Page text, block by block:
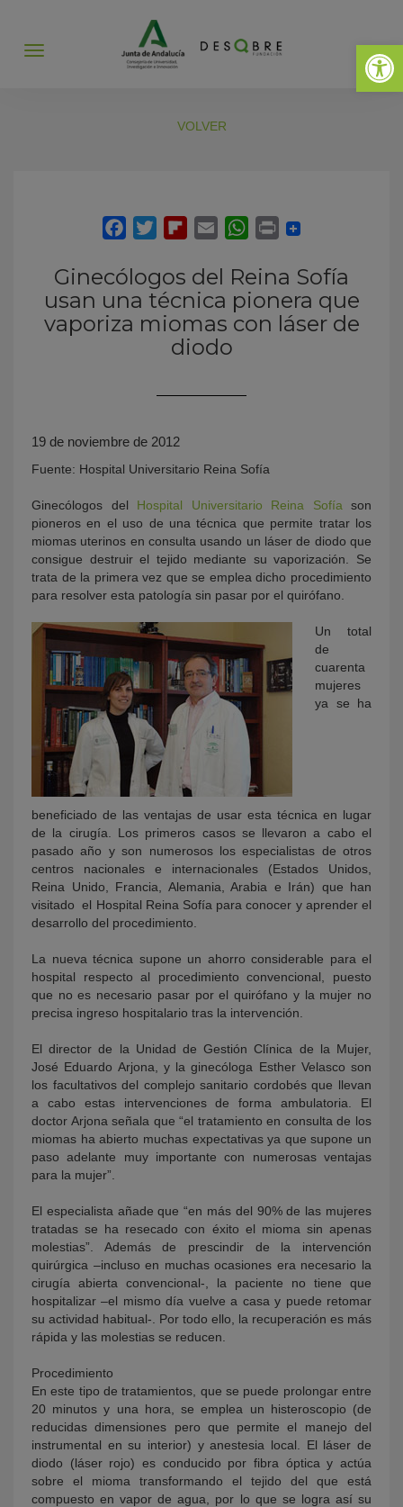
Abrir
Abrir
VOLVER
Ginecólogos del Reina Sofía
usan una técnica pionera que
vaporiza miomas con láser de
diodo
19 de noviembre de 2012
Fuente: Hospital Universitario Reina Sofía
Ginecólogos del Hospital Universitario Reina Sofía son
pioneros en el uso de una técnica que permite tratar los
miomas uterinos en consulta usando un láser de diodo que
consigue destruir el tejido mediante su vaporización. Se
trata de la primera vez que se emplea dicho procedimiento
para resolver esta patología sin pasar por el quirófano.
Un total
de
cuarenta
mujeres
ya se ha
beneficiado de las ventajas de usar esta técnica en lugar
de la cirugía. Los primeros casos se llevaron a cabo el
pasado año y son numerosos los especialistas de otros
centros nacionales e internacionales (Estados Unidos,
Reina Unido, Francia, Alemania, Arabia e Irán) que han
visitado el Hospital Reina Sofía para conocer y aprender el
desarrollo del procedimiento.
La nueva técnica supone un ahorro considerable para el
hospital respecto al procedimiento convencional, puesto
que no es necesario pasar por el quirófano y la mujer no
precisa ingreso hospitalario tras la intervención.
El director de la Unidad de Gestión Clínica de la Mujer,
José Eduardo Arjona, y la ginecóloga Esther Velasco son
los facultativos del complejo sanitario cordobés que llevan
a cabo estas intervenciones de forma ambulatoria. El
doctor Arjona señala que “el tratamiento en consulta de los
miomas ha abierto muchas expectativas ya que supone un
paso adelante muy importante con numerosas ventajas
para la mujer”.
El especialista añade que “en más del 90% de las mujeres
tratadas se ha resecado con éxito el mioma sin apenas
molestias”. Además de prescindir de la intervención
quirúrgica –incluso en muchas ocasiones era necesario la
cirugía abierta convencional-, la paciente no tiene que
hospitalizar –el mismo día vuelve a casa y puede retomar
su actividad habitual-. Por todo ello, la recuperación es más
rápida y las molestias se reducen.
Procedimiento
En este tipo de tratamientos, que se puede prolongar entre
20 minutos y una hora, se emplea un histeroscopio (de
reducidas dimensiones pero que permite el manejo del
instrumental en su interior) y anestesia local. El láser de
diodo (láser rojo) es conducido por fibra óptica y actúa
sobre el mioma transformando el tejido del que está
compuesto en vapor de agua, por lo que se logra así su